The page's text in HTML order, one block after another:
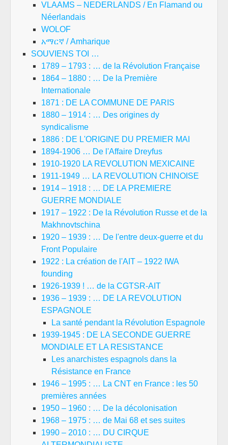
VLAAMS – NEDERLANDS / En Flamand ou
Néerlandais
WOLOF
አማርኛ / Amharique
SOUVIENS TOI …
1789 – 1793 : … de la Révolution Française
1864 – 1880 : … De la Première
Internationale
1871 : DE LA COMMUNE DE PARIS
1880 – 1914 : … Des origines dy
syndicalisme
1886 : DE L'ORIGINE DU PREMIER MAI
1894-1906 … De l'Affaire Dreyfus
1910-1920 LA REVOLUTION MEXICAINE
1911-1949 … LA REVOLUTION CHINOISE
1914 – 1918 : … DE LA PREMIERE
GUERRE MONDIALE
1917 – 1922 : De la Révolution Russe et de la
Makhnovtschina
1920 – 1939 : … De l'entre deux-guerre et du
Front Populaire
1922 : La création de l'AIT – 1922 IWA
founding
1926-1939 ! … de la CGTSR-AIT
1936 – 1939 : … DE LA REVOLUTION
ESPAGNOLE
La santé pendant la Révolution Espagnole
1939-1945 : DE LA SECONDE GUERRE
MONDIALE ET LA RESISTANCE
Les anarchistes espagnols dans la
Résistance en France
1946 – 1995 : … La CNT en France : les 50
premières années
1950 – 1960 : … De la décolonisation
1968 – 1975 : … de Mai 68 et ses suites
1990 – 2010 : … DU CIRQUE